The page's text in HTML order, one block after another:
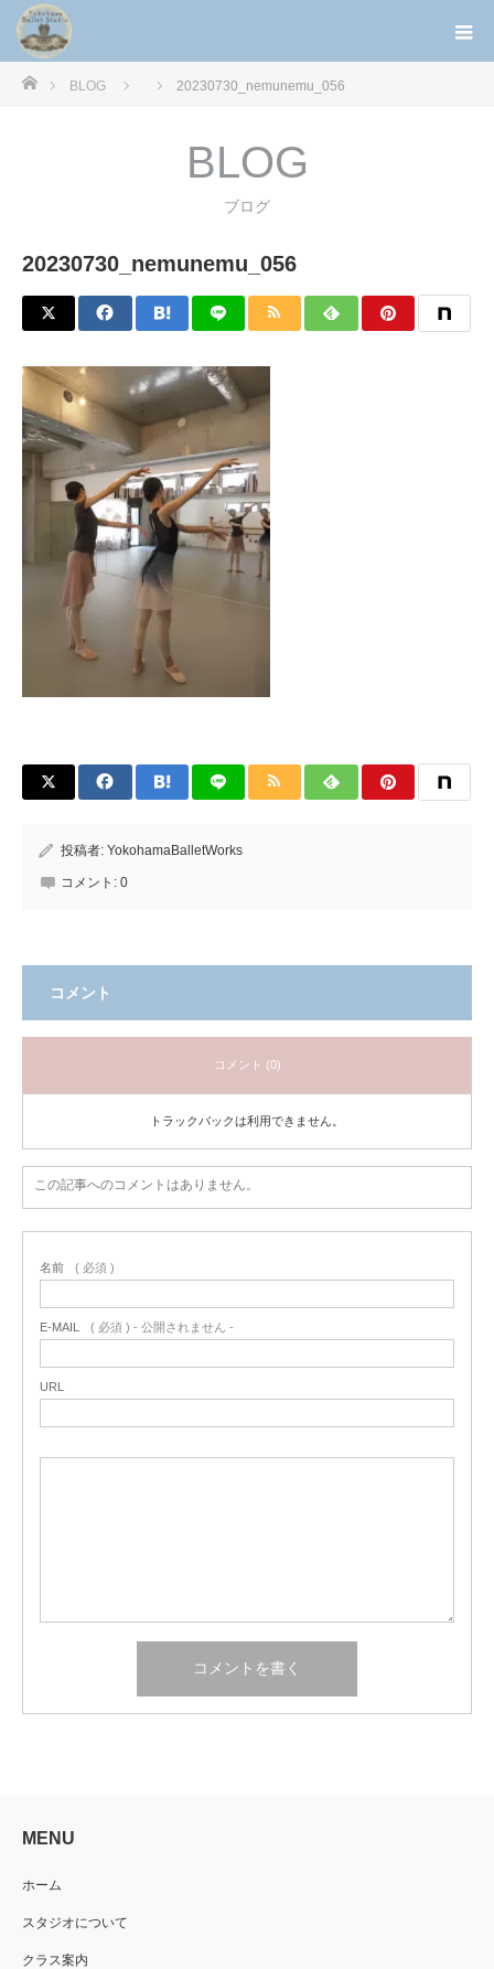
ホームBLOG 20230730_nemunemu_056
BLOG
ブログ
20230730_nemunemu_056
投稿者: YokohamaBalletWorks
コメント: 0
コメント
コメント (0)
トラックバックは利用できません。
この記事へのコメントはありません。
名前 ( 必須 )
E-MAIL ( 必須 ) - 公開されません -
URL
MENU
ホーム
スタジオについて
クラス案内